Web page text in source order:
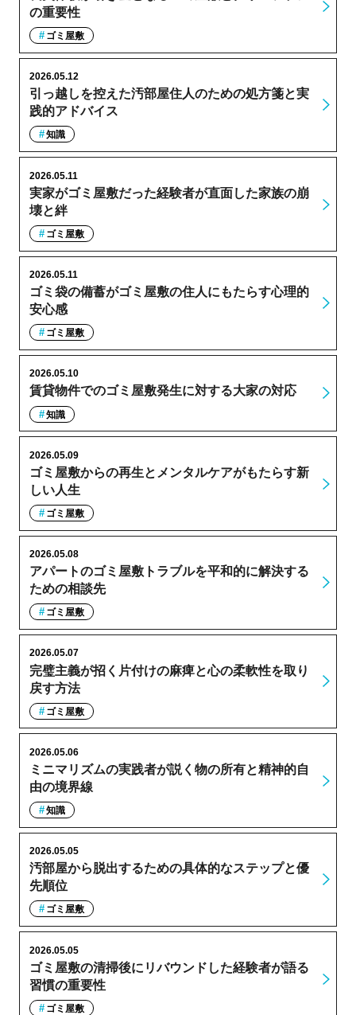
の重要性
ゴミ屋敷
引っ越しを控えた汚部屋住人のための処方箋と実
践的アドバイス
2026.05.12
知識
実家がゴミ屋敷だった経験者が直面した家族の崩
壊と絆
2026.05.11
ゴミ屋敷
ゴミ袋の備蓄がゴミ屋敷の住人にもたらす心理的
安心感
2026.05.11
ゴミ屋敷
賃貸物件でのゴミ屋敷発生に対する大家の対応
2026.05.10
知識
ゴミ屋敷からの再生とメンタルケアがもたらす新
しい人生
2026.05.09
ゴミ屋敷
アパートのゴミ屋敷トラブルを平和的に解決する
ための相談先
2026.05.08
ゴミ屋敷
完璧主義が招く片付けの麻痺と心の柔軟性を取り
戻す方法
2026.05.07
ゴミ屋敷
ミニマリズムの実践者が説く物の所有と精神的自
由の境界線
2026.05.06
知識
汚部屋から脱出するための具体的なステップと優
先順位
2026.05.05
ゴミ屋敷
ゴミ屋敷の清掃後にリバウンドした経験者が語る
習慣の重要性
2026.05.05
ゴミ屋敷